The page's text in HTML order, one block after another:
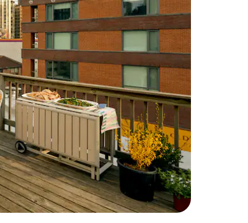
para baixo do teclado ou tocando e deslizando o dedo na tela.